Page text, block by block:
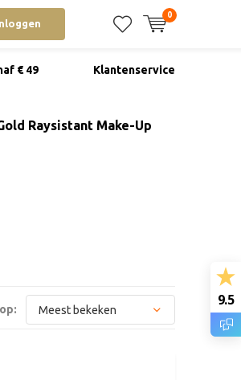
0
€ 49 Klantenservice
Raysistant Make-Up
9.5